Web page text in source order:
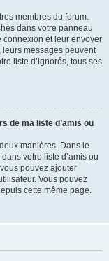
membres du forum.
dans votre panneau
connexion et leur envoyer
messages peuvent
liste d’ignorés, tous ses
de ma liste d’amis ou
manières. Dans le
votre liste d’amis ou
pouvez ajouter
Vous pouvez
cette même page.